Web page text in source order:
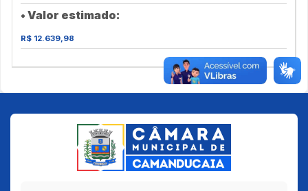
• Valor estimado:
R$ 12.639,98